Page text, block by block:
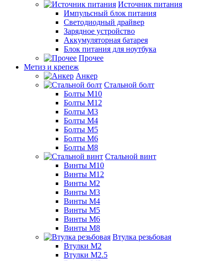
Источник питания
Импульсный блок питания
Светодиодный драйвер
Зарядное устройство
Аккумуляторная батарея
Блок питания для ноутбука
Прочее
Метиз и крепеж
Анкер
Стальной болт
Болты М10
Болты М12
Болты М3
Болты М4
Болты М5
Болты М6
Болты М8
Стальной винт
Винты М10
Винты М12
Винты М2
Винты М3
Винты М4
Винты М5
Винты М6
Винты М8
Втулка резьбовая
Втулки М2
Втулки М2.5